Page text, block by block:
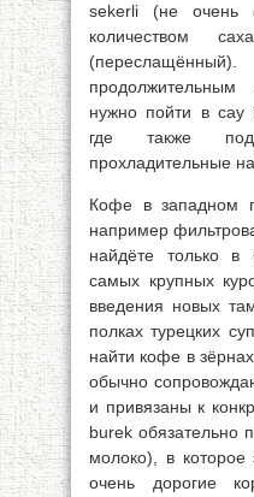
sekerli (не очень
количеством
нужно пойти в cay
где также
прохладительные
Кофе в западном
например
найдёте только
самых крупных
введения новых
полках турецких
найти кофе в
обычно
и привязаны к
burek обязательно
молоко), в которое
очень дорогие